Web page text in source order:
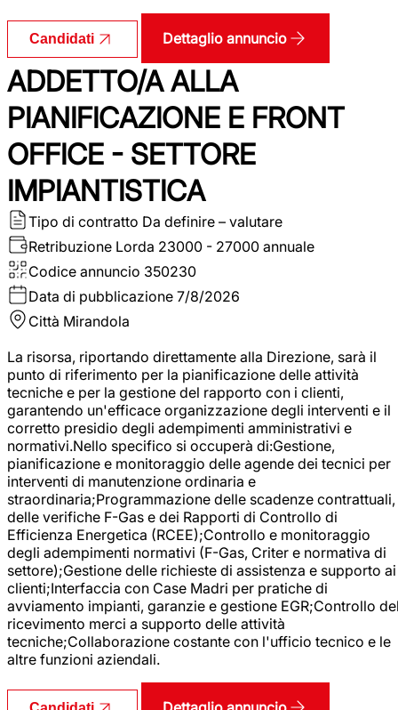
Candidati Dettaglio annuncio
ADDETTO/A ALLA
PIANIFICAZIONE E FRONT
OFFICE - SETTORE
IMPIANTISTICA
Tipo di contratto Da definire – valutare
Retribuzione Lorda 23000 - 27000 annuale
Codice annuncio 350230
Data di pubblicazione 7/8/2026
Città Mirandola
La risorsa, riportando direttamente alla Direzione, sarà il
punto di riferimento per la pianificazione delle attività
tecniche e per la gestione del rapporto con i clienti,
garantendo un'efficace organizzazione degli interventi e il
corretto presidio degli adempimenti amministrativi e
normativi.Nello specifico si occuperà di:Gestione,
pianificazione e monitoraggio delle agende dei tecnici per
interventi di manutenzione ordinaria e
straordinaria;Programmazione delle scadenze contrattuali,
delle verifiche F-Gas e dei Rapporti di Controllo di
Efficienza Energetica (RCEE);Controllo e monitoraggio
degli adempimenti normativi (F-Gas, Criter e normativa di
settore);Gestione delle richieste di assistenza e supporto ai
clienti;Interfaccia con Case Madri per pratiche di
avviamento impianti, garanzie e gestione EGR;Controllo
ricevimento merci a supporto delle attività
tecniche;Collaborazione costante con l'ufficio tecnico e le
altre funzioni aziendali.